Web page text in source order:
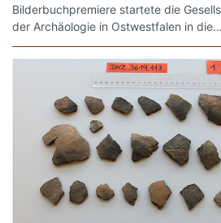
Bilderbuchpremiere startete die
der Archäologie in Ostwestfalen in die…